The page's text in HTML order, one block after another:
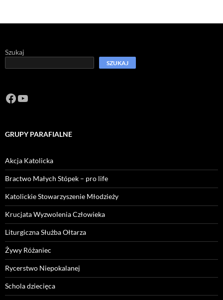
Szukaj
SZUKAJ
Facebook
https://www.youtube.com/channel/
GRUPY PARAFIALNE
Akcja Katolicka
Bractwo Małych Stópek – pro life
Katolickie Stowarzyszenie Młodzieży
Krucjata Wyzwolenia Człowieka
Liturgiczna Służba Ołtarza
Żywy Różaniec
Rycerstwo Niepokalanej
Schola dziecięca